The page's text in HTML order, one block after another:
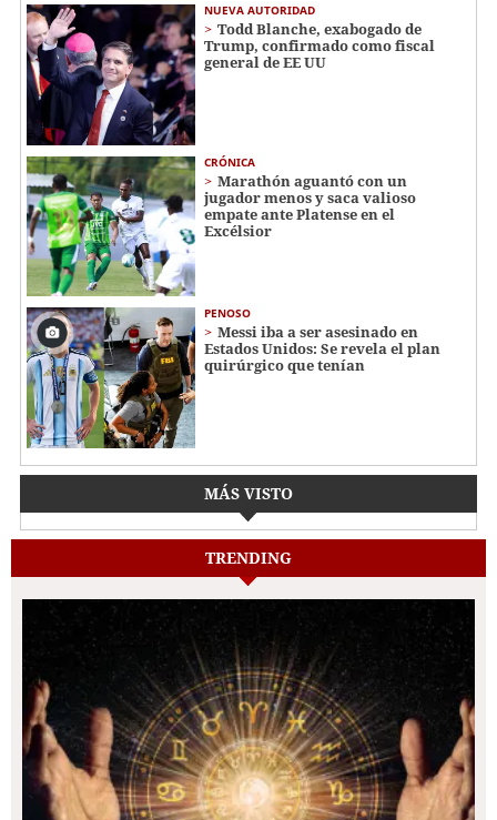
NUEVA AUTORIDAD
Todd Blanche, exabogado de
Trump, confirmado como fiscal
general de EE UU
CRÓNICA
Marathón aguantó con un
jugador menos y saca valioso
empate ante Platense en el
Excélsior
PENOSO
Messi iba a ser asesinado en
Estados Unidos: Se revela el plan
quirúrgico que tenían
MÁS VISTO
TRENDING